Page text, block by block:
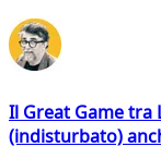
Il Great Game
(indisturbato)